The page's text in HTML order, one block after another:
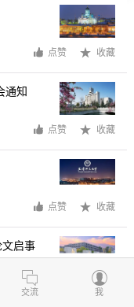
点赞 收藏
点赞 收藏
点赞 收藏
收藏
交流 我